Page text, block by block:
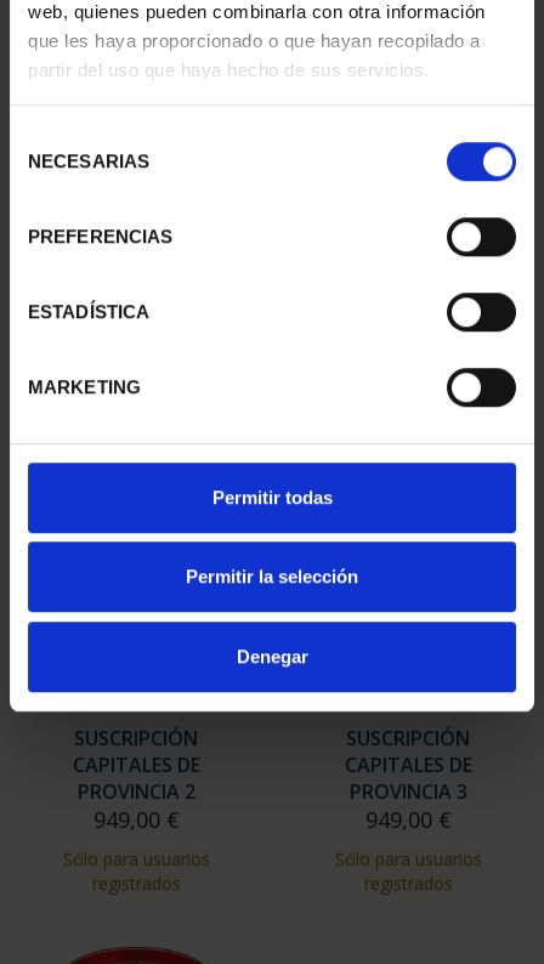
web, quienes pueden combinarla con otra información
que les haya proporcionado o que hayan recopilado a
partir del uso que haya hecho de sus servicios.
NECESARIAS
PREFERENCIAS
ESTADÍSTICA
MARKETING
Permitir todas
Permitir la selección
Denegar
III - TOLEDO
SUSCRIPCIÓN
CAPITALES DE
PROVINCIA 1
949,00 €
Sólo para usuarios
SUSCRIPCIÓN
CAPITALES DE
PROVINCIA 2
949,00 €
Sólo para usuarios
registrados
SUSCRIPCIÓN
CAPITALES DE
PROVINCIA 3
949,00 €
Sólo para usuarios
registrados